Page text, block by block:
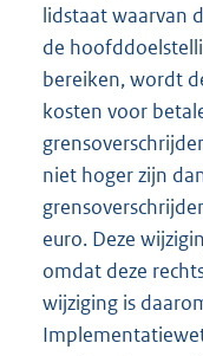
lidstaat waarvan
de
bereiken, wordt
kosten voor
niet hoger zijn
euro. Deze
omdat deze
wijziging is